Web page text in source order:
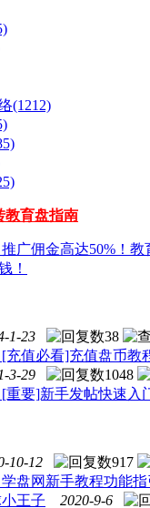
(1212)
教育盘指南
推广佣金高达50%！
！
1-23 38
[充值必看]充值盘币教
3-29 1048
[重要]新手发帖快速入
10-12 917
学盘网新手教程功能指
王子
2020-9-6